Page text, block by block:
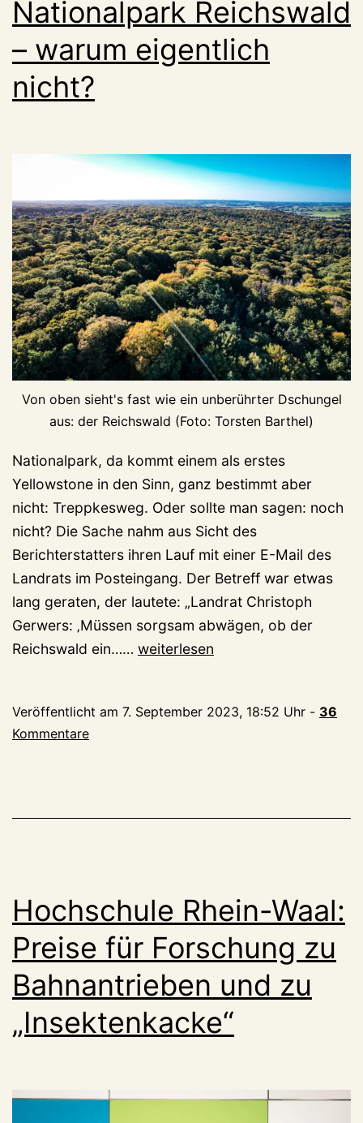
Nationalpark Reichswald
– warum eigentlich
nicht?
Von oben sieht's fast wie ein unberührter Dschungel
aus: der Reichswald (Foto: Torsten Barthel)
Nationalpark, da kommt einem als erstes
Yellowstone in den Sinn, ganz bestimmt aber
nicht: Treppkesweg. Oder sollte man sagen: noch
nicht? Die Sache nahm aus Sicht des
Berichterstatters ihren Lauf mit einer E-Mail des
Landrats im Posteingang. Der Betreff war etwas
lang geraten, der lautete: „Landrat Christoph
Gerwers: ‚Müssen sorgsam abwägen, ob der
Reichswald ein…… Nationalpark
warum
weiterlesen
Veröffentlicht am 7. September 2023, 18:52 Uhr - 36
Kommentare
Hochschule Rhein-Waal:
Preise für Forschung zu
Bahnantrieben und zu
„Insektenkacke“